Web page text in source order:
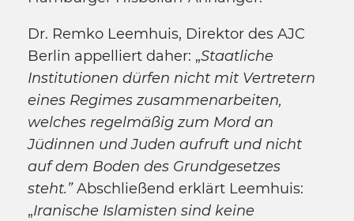
Dr. Remko Leemhuis, Direktor des AJC
Berlin appelliert daher: „Staatliche
Institutionen dürfen nicht mit Vertretern
eines Regimes zusammenarbeiten,
welches regelmäßig zum Mord an
Jüdinnen und Juden aufruft und nicht
auf dem Boden des Grundgesetzes
steht.”Abschließend erklärt Leemhuis:
„Iranische Islamisten sind keine